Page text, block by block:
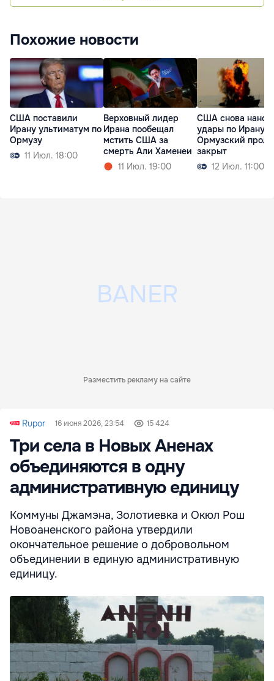
Похожие новости
США поставили
Ирану ультиматум по
Ормузу
11 Июл. 18:00
Верховный лидер
Ирана пообещал
мстить США за
смерть Али Хаменеи
11 Июл. 19:00
США снова
удары по Ирану:
Ормузский
закрыт
12 Июл. 11:00
Разместить рекламу на сайте
Rupor 16 июня 2026, 23:54 15 424
Три села в Новых Аненах
объединяются в одну
административную единицу
Коммуны Джамэна, Золотиевка и Окюл Рош
Новоаненского района утвердили
окончательное решение о добровольном
объединении в единую административную
единицу.